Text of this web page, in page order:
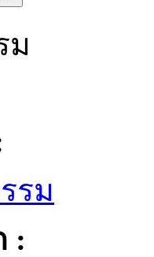
ม
รม
: